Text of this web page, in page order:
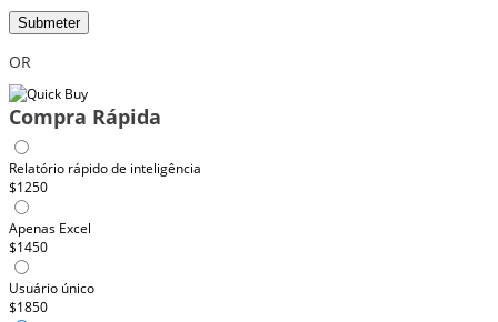
Submeter
OR
Compra Rápida
Relatório rápido de inteligência
$1250
Apenas Excel
$1450
Usuário único
$1850